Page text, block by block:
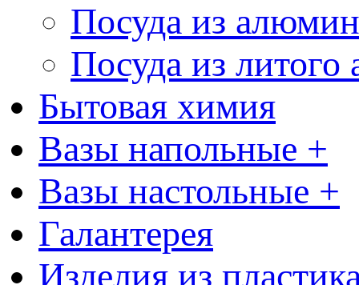
Посуда из
Посуда из
Бытовая химия
Вазы напольные +
Вазы настольные +
Галантерея
Изделия из